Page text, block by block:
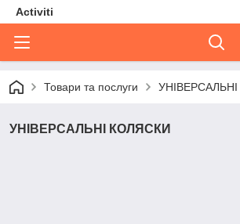
Activiti
Товари та послуги
УНІВЕРСАЛЬНІ КОЛЯСКИ